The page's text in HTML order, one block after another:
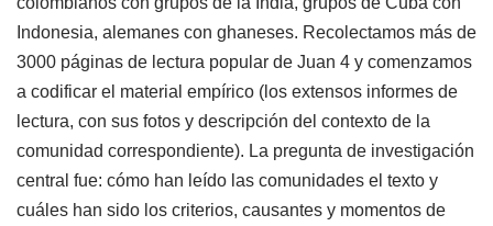
Indonesia, alemanes con ghaneses. Recolectamos más de
3000 páginas de lectura popular de Juan 4 y comenzamos
a codificar el material empírico (los extensos informes de
lectura, con sus fotos y descripción del contexto de la
comunidad correspondiente). La pregunta de investigación
central fue: cómo han leído las comunidades el texto y
cuáles han sido los criterios, causantes y momentos de